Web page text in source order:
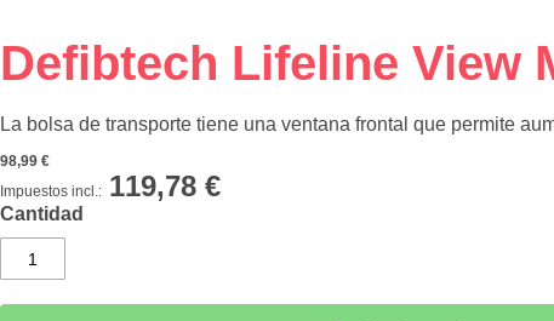
Saltar
al
de
la
de
Defibtech Lifeline View
La bolsa de transporte tiene una ventana frontal que permite
98,99 €
119,78 €
Cantidad